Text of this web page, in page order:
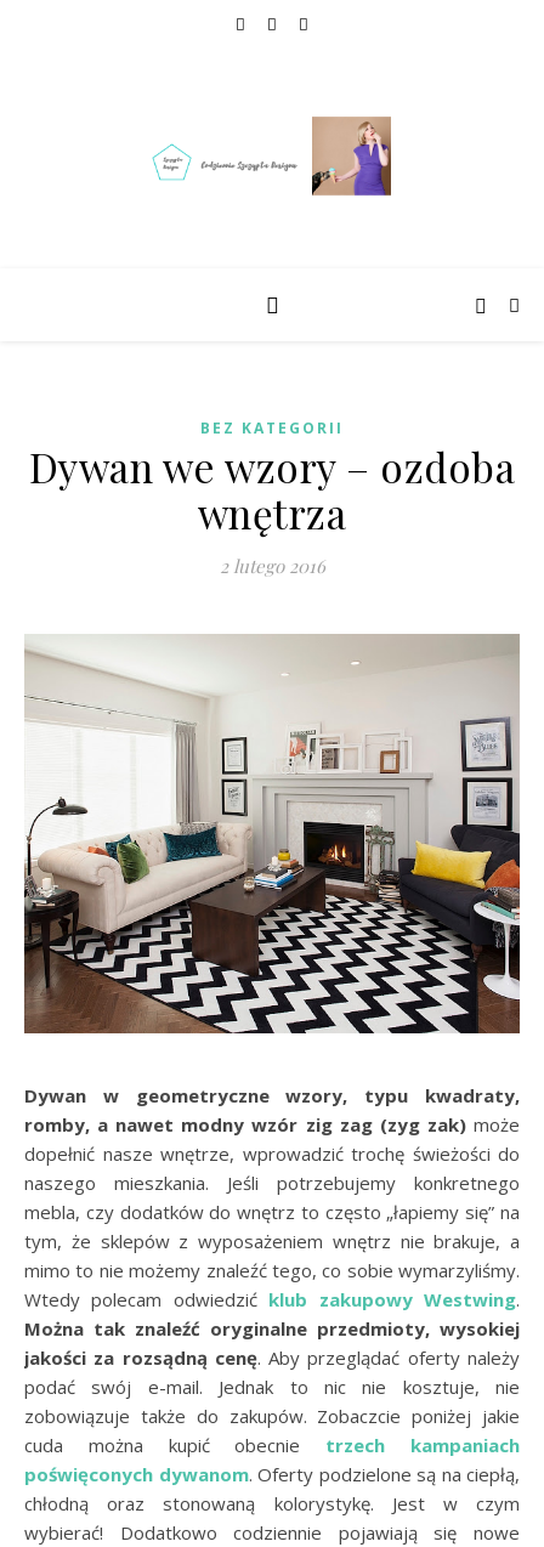
BEZ KATEGORII
Dywan we wzory – ozdoba
wnętrza
2 lutego 2016
Dywan w geometryczne wzory, typu kwadraty,
romby, a nawet modny wzór zig zag (zyg zak) może
dopełnić nasze wnętrze, wprowadzić trochę świeżości do
naszego mieszkania. Jeśli potrzebujemy konkretnego
mebla, czy dodatków do wnętrz to często „łapiemy się” na
tym, że sklepów z wyposażeniem wnętrz nie brakuje, a
mimo to nie możemy znaleźć tego, co sobie wymarzyliśmy.
Wtedy polecam odwiedzić klub zakupowy Westwing.
Można tak znaleźć oryginalne przedmioty, wysokiej
jakości za rozsądną cenę. Aby przeglądać oferty należy
podać swój e-mail. Jednak to nic nie kosztuje, nie
zobowiązuje także do zakupów. Zobaczcie poniżej jakie
cuda można kupić obecnie trzech kampaniach
poświęconych dywanom. Oferty podzielone są na ciepłą,
chłodną oraz stonowaną kolorystykę. Jest w czym
wybierać! Dodatkowo codziennie pojawiają się nowe